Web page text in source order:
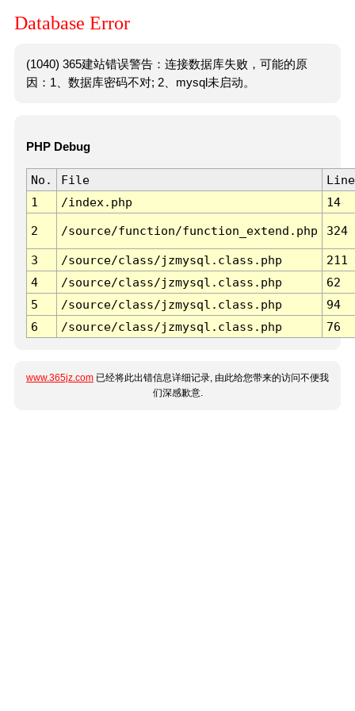
Database Error
(1040) 365建站错误警告：连接数据库失败，可能的原
因：1、数据库密码不对; 2、mysql未启动。
PHP Debug
No. File
Line
1
/index.php 14
2 /source/function/function_extend.php 324
3 /source/class/jzmysql.class.php
211
4
/source/class/jzmysql.class.php
62
5
/source/class/jzmysql.class.php
94
6
/source/class/jzmysql.class.php 76
www.365jz.com 已经将此出错信息详细记录, 由此给您带来的访问不便我
们深感歉意.